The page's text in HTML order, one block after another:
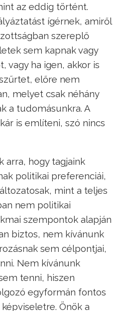
az eddig történt.
ígérnek, amiről
szereplő
sem kapnak vagy
vagy ha igen, akkor is
előre nem
melyet csak néhány
a tudomásunkra. A
is említeni, szó nincs
arra, hogy tagjaink
politikai preferenciái,
mint a teljes
nem politikai
szempontok alapján
biztos, nem kívánunk
sem célpontjai,
Nem kívánunk
tenni, hiszen
egyformán fontos
Önök a